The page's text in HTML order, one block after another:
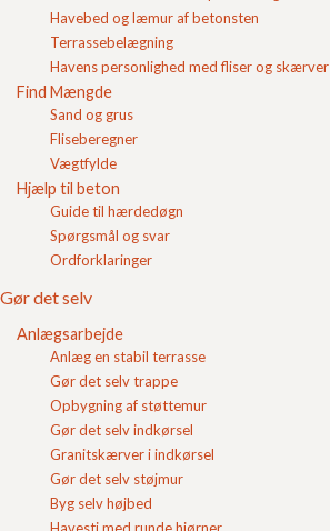
Havebed og læmur af betonsten
Terrassebelægning
Havens personlighed med fliser og skærver
Find Mængde
Sand og grus
Fliseberegner
Vægtfylde
Hjælp til beton
Guide til hærdedøgn
Spørgsmål og svar
Ordforklaringer
Gør det selv
Anlægsarbejde
Anlæg en stabil terrasse
Gør det selv trappe
Opbygning af støttemur
Gør det selv indkørsel
Granitskærver i indkørsel
Gør det selv støjmur
Byg selv højbed
Havesti med runde hjørner
Login
Indkøbskurv
bestille Leca
Termblokke
kan du finde
dem under
Lecablokke
Indkøbskurv
Gør det selv
Kvalitetssikring
Miljøvaredeklarationer
FC Kvalitet
Vejledninger
Deklaration
Belægninger
Betonfliser
Fundablokke
Kantsten